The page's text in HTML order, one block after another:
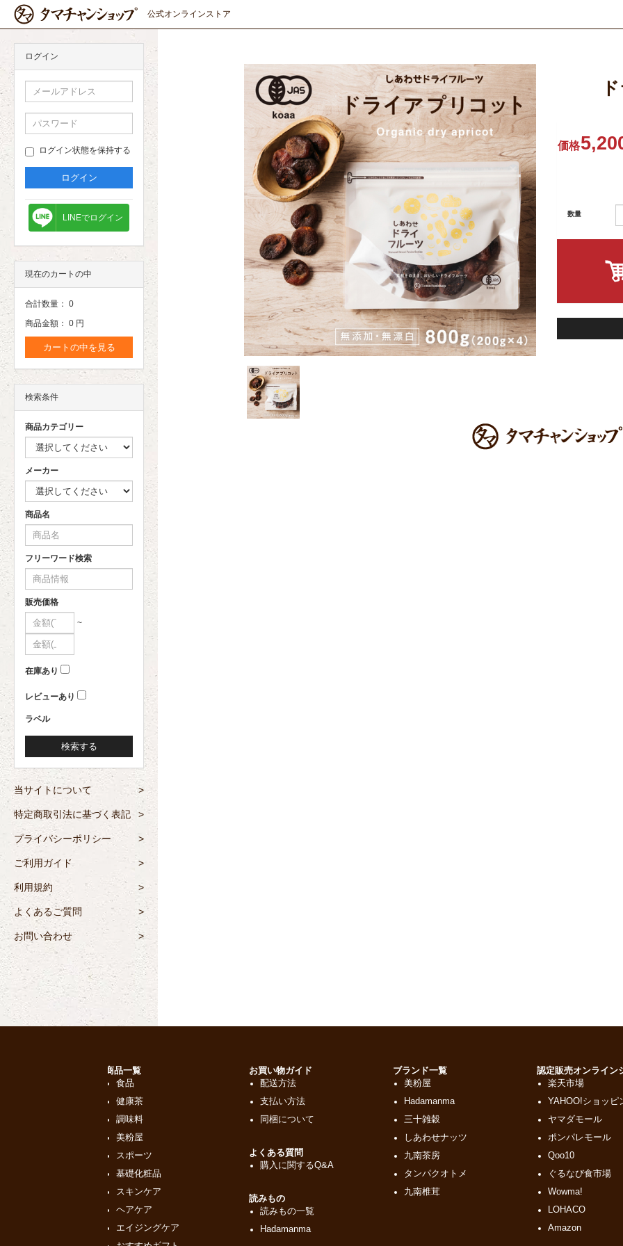
公式オンラインストア
ログイン
ログイン状態を保持する
LINEでログイン
現在のカートの中
合計数量： 0
商品金額： 0 円
カートの中を見る
検索条件
商品カテゴリー
メーカー
商品名
フリーワード検索
販売価格
~
在庫あり
レビューあり
ラベル
検索する
当サイトについて >
特定商取引法に基づく表記 >
プライバシーポリシー >
ご利用ガイド >
利用規約 >
よくあるご質問 >
お問い合わせ >
価格
数量
商品一覧
食品
健康茶
調味料
美粉屋
スポーツ
基礎化粧品
スキンケア
ヘアケア
エイジングケア
お買い物ガイド
配送方法
支払い方法
同梱について
よくある質問
購入に関するQ&A
読みもの
読みもの一覧
Hadamanma
ブランド一覧
美粉屋
Hadamanma
三十雑穀
しあわせナッツ
九南茶房
タンパクオトメ
九南椎茸
認定販売オンライン
楽天市場
YAHOO!ショッピ
ヤマダモール
ポンパレモール
Qoo10
ぐるなび食市場
Wowma!
LOHACO
Amazon